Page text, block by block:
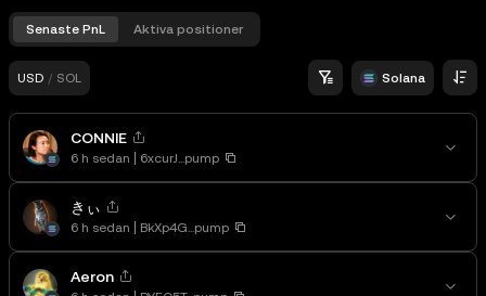
Senaste PnL Aktiva positioner
USD / SOL Solana
CONNIE
6 h sedan 6xcurJ...pump
きぃ
6 h sedan BkXp4G...pump
Aeron